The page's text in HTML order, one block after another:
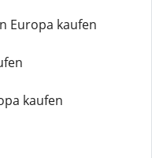
Europa kaufen
kaufen